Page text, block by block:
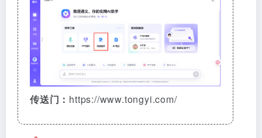
传送门： https://www.tongyi.com/